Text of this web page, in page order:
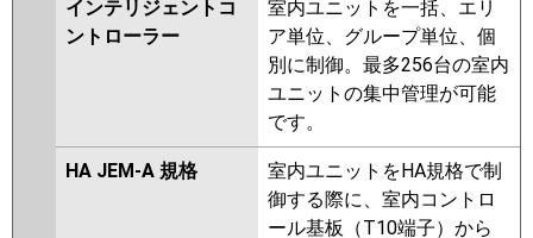
インテリジェントコ
ントローラー
室内ユニットを一括、エリ
ア単位、グループ単位、個
別に制御。最多256台の室内
ユニットの集中管理が可能
です。
HA JEM-A 規格
室内ユニットをHA規格で制
御する際に、室内コントロ
ール基板（T10端子）から